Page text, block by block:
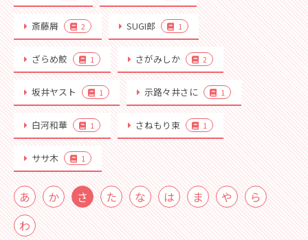
斎藤屑 2 SUGI郎 1
ざらめ鮫 1 さがみしか 2
坂井ヤスト 1 示路々井さに 1
白河和華 1 さねもり束 1
ササ木 1
あ か さ た な は ま や
ら
わ